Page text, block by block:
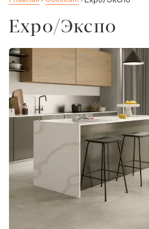
Expo/Экспо